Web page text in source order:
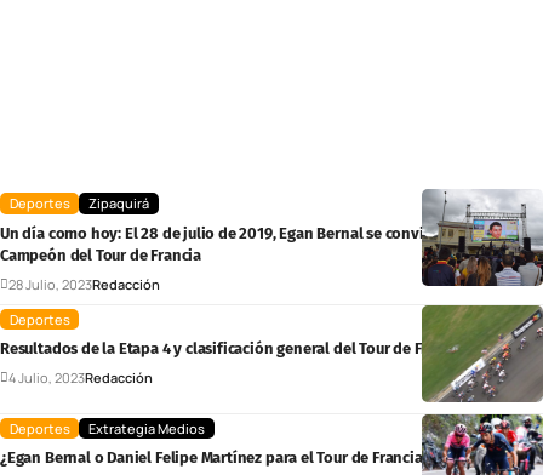
Deportes
Zipaquirá
Un día como hoy: El 28 de julio de 2019, Egan Bernal se convirtió en el
Campeón del Tour de Francia
28 Julio, 2023Redacción
Deportes
Resultados de la Etapa 4 y clasificación general del Tour de Francia
4 Julio, 2023Redacción
Deportes
Extrategia Medios
¿Egan Bernal o Daniel Felipe Martínez para el Tour de Francia?